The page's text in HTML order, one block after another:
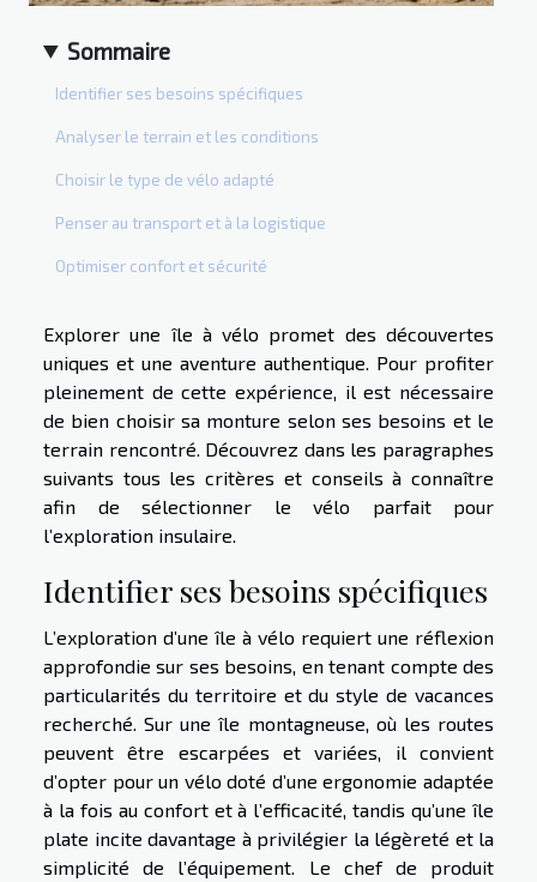
Sommaire
Identifier ses besoins spécifiques
Analyser le terrain et les conditions
Choisir le type de vélo adapté
Penser au transport et à la logistique
Optimiser confort et sécurité
Explorer une île à vélo promet des découvertes
uniques et une aventure authentique. Pour profiter
pleinement de cette expérience, il est nécessaire
de bien choisir sa monture selon ses besoins et le
terrain rencontré. Découvrez dans les paragraphes
suivants tous les critères et conseils à connaître
afin de sélectionner le vélo parfait pour
l’exploration insulaire.
Identifier ses besoins spécifiques
L’exploration d’une île à vélo requiert une réflexion
approfondie sur ses besoins, en tenant compte des
particularités du territoire et du style de vacances
recherché. Sur une île montagneuse, où les routes
peuvent être escarpées et variées, il convient
d’opter pour un vélo doté d’une ergonomie adaptée
à la fois au confort et à l’efficacité, tandis qu’une île
plate incite davantage à privilégier la légèreté et la
simplicité de l’équipement. Le chef de produit